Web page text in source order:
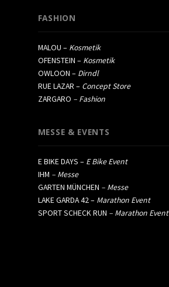
FASHION
MALOU – Kosmetik
OFENSTEIN – Kosmetik
OWLOON – Dirndl
RUE LAZAR – Concept Store
ZARGARO – Fashion
MESSE & EVENTS
E BIKE DAYS – E Bike Event
IHM – Messe
GARTEN MÜNCHEN – Messe
LAKE GARDA 42 – Marathon Event
SPORT SCHECK RUN – Marathon Event